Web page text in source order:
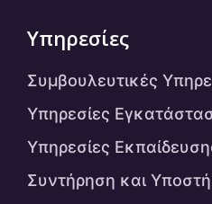
Υπηρεσίες
Συμβουλευτικές
Υπηρεσίες
Υπηρεσίες
Συντήρηση και